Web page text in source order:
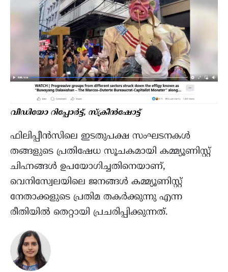
വീഡിയോ റിപ്പോർട്ട്, സ്ക്രീൻഷോട്ട്
ഫിലിപ്പീൻസിലെ ഇടതുപക്ഷ സംഘടനകൾ
തങ്ങളുടെ പ്രതിഷേധ സൂചകമായി കമ്മ്യൂണിസ്റ്റ്
ചിഹ്നങ്ങൾ ഉപയോഗിച്ചതിനെയാണ്,
വെനിസ്വേലയിലെ ജനങ്ങൾ കമ്മ്യൂണിസ്റ്റ്
നേതാക്കളുടെ പ്രതിമ തകർക്കുന്നു എന്ന
രീതിയിൽ തെറ്റായി പ്രചരിപ്പിക്കുന്നത്.